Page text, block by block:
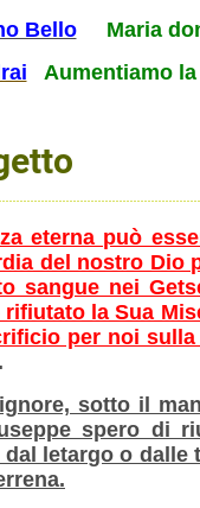
BelloMaria
Aumentiamo
eterna può
del nostro Dio
sangue nei
la Sua
per noi
.
sotto il
spero di
letargo o dalle